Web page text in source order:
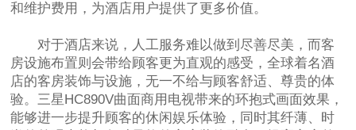
和维护费用，为酒店用户提供了更多价值。
对于酒店来说，人工服务难以做到尽善尽美，而客
房设施布置则会带给顾客更为直观的感受，全球着名酒
店的客房装饰与设施，无一不给与顾客舒适、尊贵的体
验。三星HC890V曲面商用电视带来的环抱式画面效果，
能够进一步提升顾客的休闲娱乐体验，同时其纤薄、时